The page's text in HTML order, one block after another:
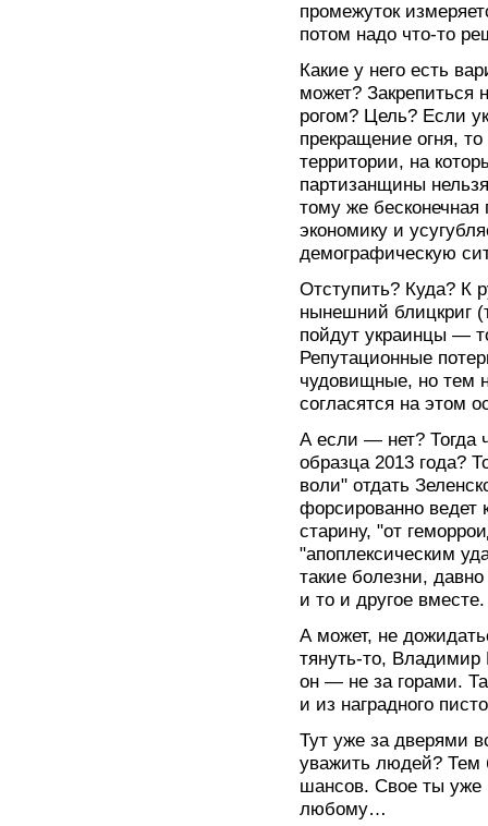
промежуток
потом надо что-то
Какие у него есть
может? Закрепиться
рогом? Цель? Если
прекращение огня,
территории, на
партизанщины
тому же
экономику и
демографическую
Отступить? Куда? К
нынешний блицкриг
пойдут украинцы —
Репутационные
чудовищные, но тем
согласятся на этом
А если — нет? Тогда
образца 2013 года?
воли" отдать
форсированно ведет
старину, "от
"апоплексическим
такие болезни,
и то и другое вместе.
А может, не
тянуть-то,
он — не за горами.
и из наградного
Тут уже за дверями
уважить людей? Тем
шансов. Свое ты уже
любому…